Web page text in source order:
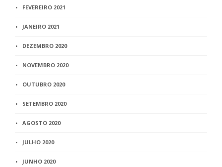
FEVEREIRO 2021
JANEIRO 2021
DEZEMBRO 2020
NOVEMBRO 2020
OUTUBRO 2020
SETEMBRO 2020
AGOSTO 2020
JULHO 2020
JUNHO 2020